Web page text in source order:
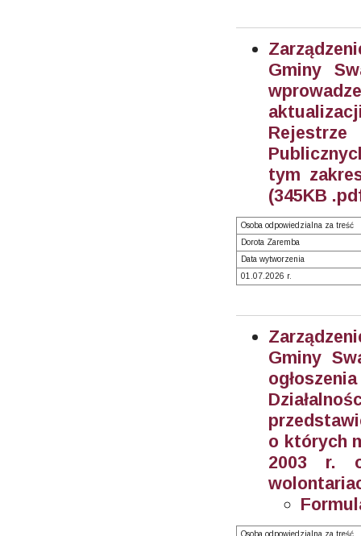
Gminy
tym
(345KB
Osoba odpowiedzialna za treść
Dorota Zaremba
Data wytworzenia
01.07.2026 r.
Gminy
o których
2003 r.
Osoba odpowiedzialna za treść